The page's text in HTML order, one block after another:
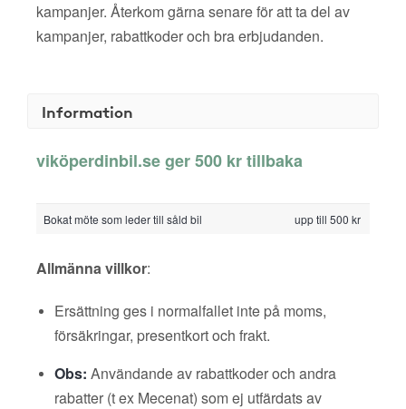
kampanjer. Återkom gärna senare för att ta del av
kampanjer, rabattkoder och bra erbjudanden.
Information
viköperdinbil.se ger 500 kr tillbaka
Bokat möte som leder till såld bil upp till 500 kr
Allmänna villkor:
Ersättning ges i normalfallet inte på moms,
försäkringar, presentkort och frakt.
Obs: Användande av rabattkoder och andra
rabatter (t ex Mecenat) som ej utfärdats av